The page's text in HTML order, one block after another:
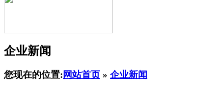
企业新闻
您现在的位置:网站首页 » 企业新闻